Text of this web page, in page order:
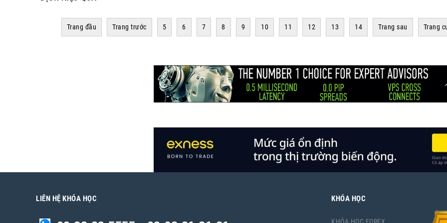
Trang đầu Trang trước 5 6 7 8 9 10 11 12 13 14 Trang sau Trang
LIÊN HỆ KHÓA HỌC KHÓA HỌC